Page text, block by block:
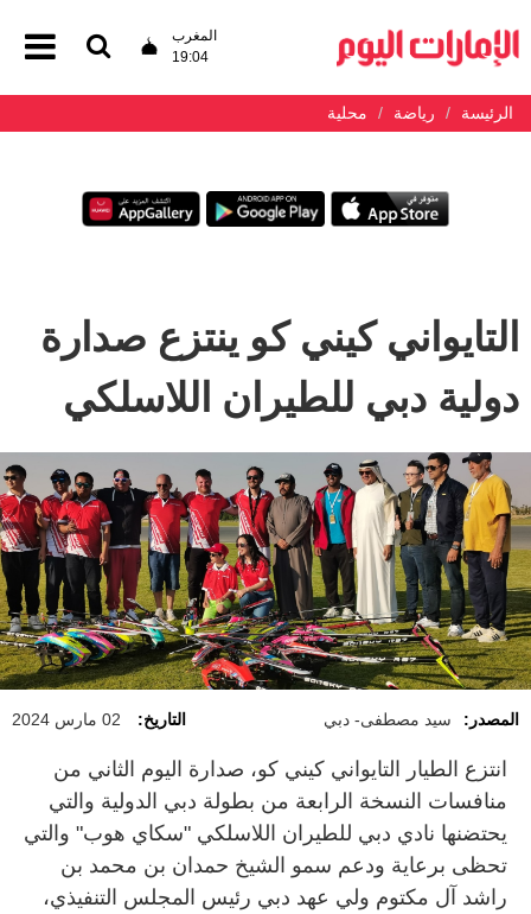
المغرب
19:04
الرئيسة رياضة محلية
التايواني كيني كو ينتزع صدارة
دولية دبي للطيران اللاسلكي
المصدر: سيد مصطفى- دبي التاريخ: 02 مارس 2024
انتزع الطيار التايواني كيني كو، صدارة اليوم الثاني من
منافسات النسخة الرابعة من بطولة دبي الدولية والتي
يحتضنها نادي دبي للطيران اللاسلكي "سكاي هوب" والتي
تحظى برعاية ودعم سمو الشيخ حمدان بن محمد بن
راشد آل مكتوم ولي عهد دبي رئيس المجلس التنفيذي،